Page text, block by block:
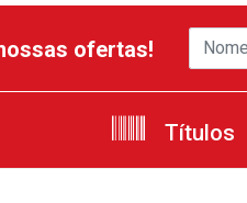
ofertas!
Títulos